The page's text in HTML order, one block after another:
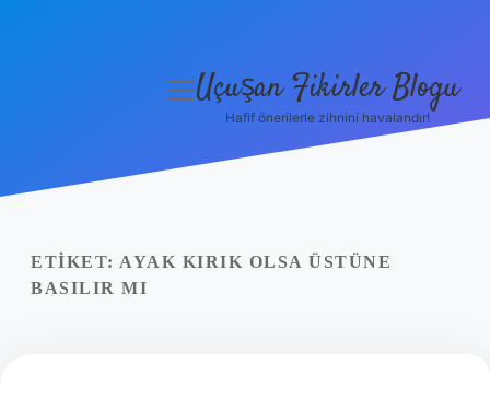
Yasal Uyarı
menüyü
Uçuşan Fikirler Blogu
Hafif önerilerle zihnini havalandır!
ETIKET: AYAK KIRIK OLSA ÜSTÜNE
BASILIR MI